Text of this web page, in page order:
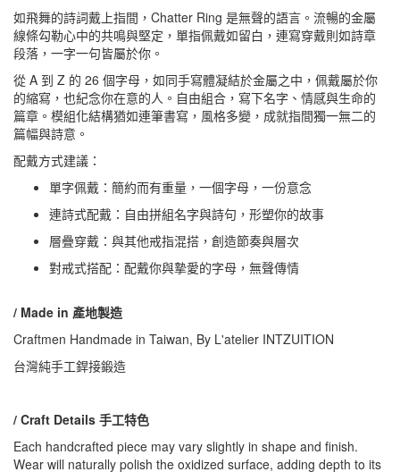
如飛舞的詩詞戴上指間，Chatter Ring 是無聲的語言。流暢的金屬
線條勾勒心中的共鳴與堅定，單指佩戴如留白，連寫穿戴則如詩章
段落，一字一句皆屬於你。
從 A 到 Z 的 26 個字母，如同手寫體凝結於金屬之中，佩戴屬於你
的縮寫，也紀念你在意的人。自由組合，寫下名字、情感與生命的
篇章。模組化結構猶如連筆書寫，風格多變，成就指間獨一無二的
篇幅與詩意。
配戴方式建議：
單字佩戴：簡約而有重量，一個字母，一份意念
連詩式配戴：自由拼組名字與詩句，形塑你的故事
層疊穿戴：與其他戒指混搭，創造節奏與層次
對戒式搭配：配戴你與摯愛的字母，無聲傳情
/ Made in 產地製造
Craftmen Handmade in Taiwan, By L'atelier INTZUITION
台灣純手工銲接鍛造
/ Craft Details 手工特色
Each handcrafted piece may vary slightly in shape and finish.
Wear will naturally polish the oxidized surface, adding depth to its